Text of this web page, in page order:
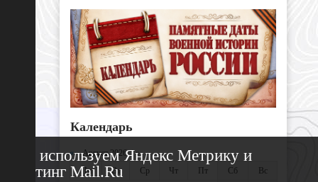
Календарь
«Август 2026 »
Пн
Вт Ср Чт Пт Сб
Вс
Мы используем Яндекс Метрику и
Рейтинг Mail.Ru